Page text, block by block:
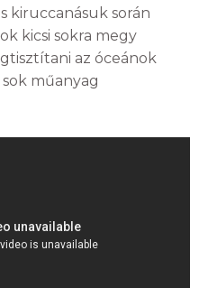
kiruccanásuk során
kicsi sokra megy
az óceánok
műanyag